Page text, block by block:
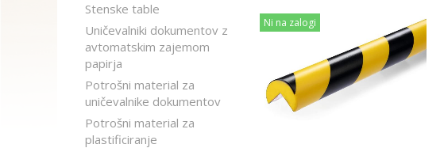
Stenske table
Uničevalniki dokumentov z
avtomatskim zajemom
papirja
Potrošni material za
uničevalnike dokumentov
Potrošni material za
plastificiranje
Ni na zalogi